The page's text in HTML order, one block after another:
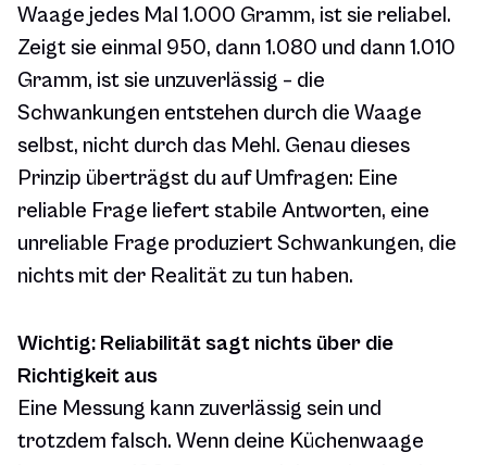
Waage jedes Mal 1.000 Gramm, ist sie reliabel.
Zeigt sie einmal 950, dann 1.080 und dann 1.010
Gramm, ist sie unzuverlässig – die
Schwankungen entstehen durch die Waage
selbst, nicht durch das Mehl. Genau dieses
Prinzip überträgst du auf Umfragen: Eine
reliable Frage liefert stabile Antworten, eine
unreliable Frage produziert Schwankungen, die
nichts mit der Realität zu tun haben.
Wichtig: Reliabilität sagt nichts über die
Richtigkeit aus
Eine Messung kann zuverlässig sein und
trotzdem falsch. Wenn deine Küchenwaage